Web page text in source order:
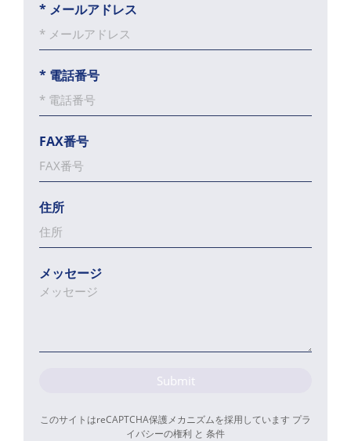
* メールアドレス
* 電話番号
FAX番号
住所
メッセージ
Submit
このサイトはreCAPTCHA保護メカニズムを採用しています プラ
イバシーの権利 と 条件